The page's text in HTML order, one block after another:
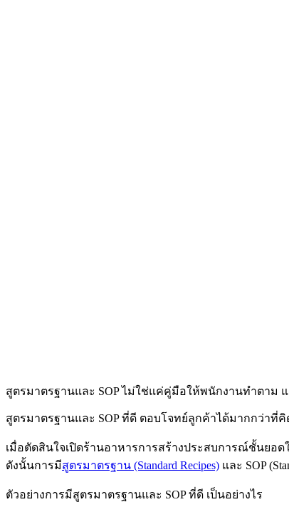
สูตรมาตรฐานและ SOP ไม่ใช่แค่คู่มือให้พนักงานทำตาม
สูตรมาตรฐานและ SOP ที่ดี ตอบโจทย์ลูกค้าได้มากกว่าที่คิ
เมื่อตัดสินใจเปิดร้านอาหารการสร้างประสบการณ์ชั้นยอ
ดังนั้นการมีสูตรมาตรฐาน (Standard Recipes) และ SOP
ตัวอย่างการมีสูตรมาตรฐานและ SOP ที่ดี เป็นอย่างไร